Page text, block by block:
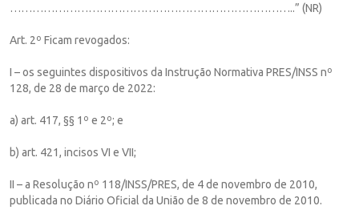
…………………………………………………………………..” (NR)
Art. 2º Ficam revogados:
I – os seguintes dispositivos da Instrução Normativa PRES/INSS nº
128, de 28 de março de 2022:
a) art. 417, §§ 1º e 2º; e
b) art. 421, incisos VI e VII;
II – a Resolução nº 118/INSS/PRES, de 4 de novembro de 2010,
publicada no Diário Oficial da União de 8 de novembro de 2010.